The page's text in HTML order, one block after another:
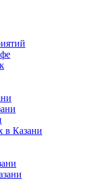
в Казани